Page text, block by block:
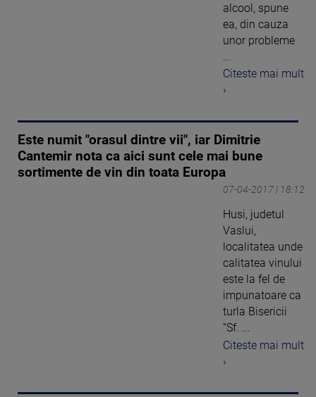
alcool, spune
ea, din cauza
unor probleme
Citeste mai mult
›
Este numit "orasul dintre vii", iar Dimitrie
Cantemir nota ca aici sunt cele mai bune
sortimente de vin din toata Europa
07-04-2017 | 18:12
Husi, judetul
Vaslui,
localitatea unde
calitatea vinului
este la fel de
impunatoare ca
turla Bisericii
“Sf. ...
Citeste mai mult
›